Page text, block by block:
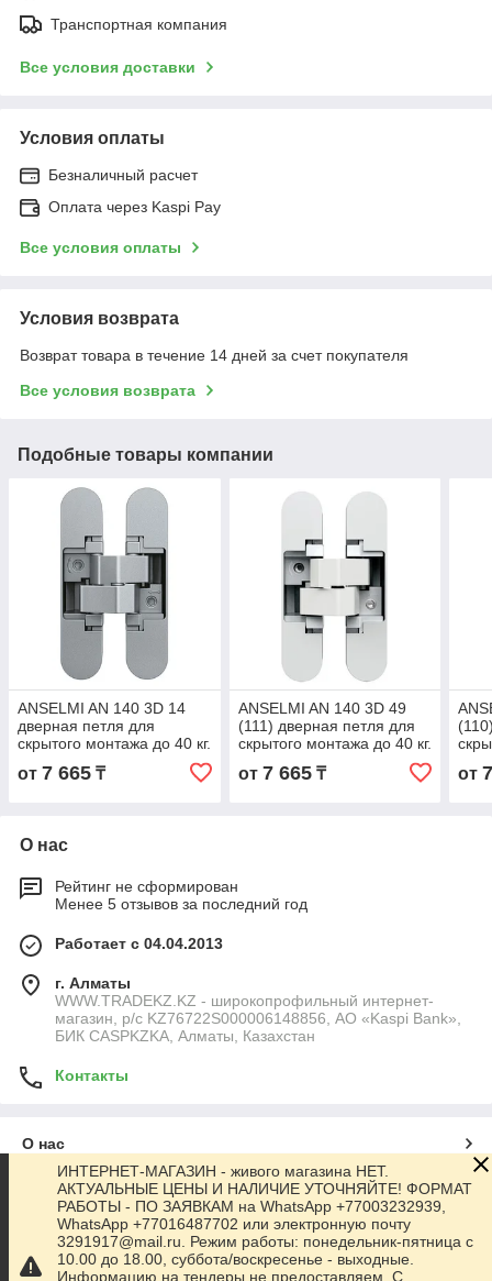
Транспортная компания
Все условия доставки
Условия оплаты
Безналичный расчет
Оплата через Kaspi Pay
Все условия оплаты
Условия возврата
Возврат товара в течение 14 дней за счет покупателя
Все условия возврата
Подобные товары компании
ANSELMI AN 140 3D 14
дверная петля для
скрытого монтажа до 40 кг.
матовый хром
от 7 665 ₸
ANSELMI AN 140 3D 49
(111) дверная петля для
скрытого монтажа до 40 кг.
от 7 665₸ от
О нас
Рейтинг не сформирован
Менее 5 отзывов за последний год
Работает с 04.04.2013
г. Алматы
WWW.TRADEKZ.KZ - широкопрофильный интернет-
магазин, р/с KZ76722S000006148856, АО «Kaspi Bank»,
БИК CASPKZKA, Алматы, Казахстан
Контакты
О нас
Контакты
Доставка и оплата
ИНТЕРНЕТ-МАГАЗИН - живого магазина НЕТ.
АКТУАЛЬНЫЕ ЦЕНЫ И НАЛИЧИЕ УТОЧНЯЙТЕ! ФОРМАТ
РАБОТЫ - ПО ЗАЯВКАМ на WhatsApp +77003232939,
WhatsApp +77016487702 или электронную почту
3291917@mail.ru. Режим работы: понедельник-пятница с
10.00 до 18.00, суббота/воскресенье - выходные.
Информацию на тендеры не предоставляем. С